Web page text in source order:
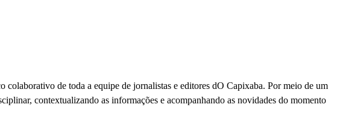
colaborativo de toda a equipe de jornalistas e editores dO Capixaba. Por meio de um
contextualizando as informações e acompanhando as novidades do momento